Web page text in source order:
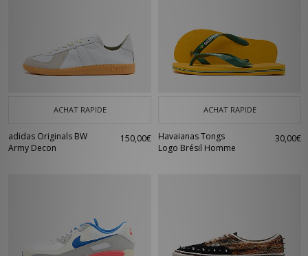
ACHAT RAPIDE
adidas Originals BW
Army Decon
150,00€
ACHAT RAPIDE
Havaianas Tongs
Logo Brésil Homme
30,00€